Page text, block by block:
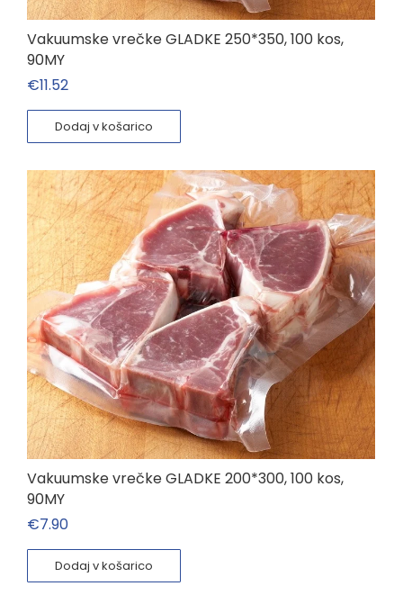
Vakuumske vrečke GLADKE 250*350, 100 kos,
90MY
€11.52
Dodaj v košarico
Vakuumske vrečke GLADKE 200*300, 100 kos,
90MY
€7.90
Dodaj v košarico